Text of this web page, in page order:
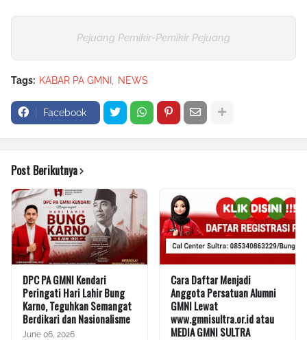
Pejuang Pemikir-Pemikir Pejuang
Tags: KABAR PA GMNI NEWS
Facebook
Post Berikutnya
DPC PA GMNI Kendari
Peringati Hari Lahir Bung
Karno, Teguhkan Semangat
Berdikari dan Nasionalisme
June 06, 2026
Cara Daftar Menjadi
Anggota Persatuan Alumni
GMNI Lewat
www.gmnisultra.or.id atau
MEDIA GMNI SULTRA